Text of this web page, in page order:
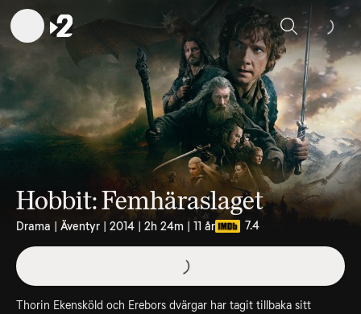
Sök
Hobbit: Femhäraslaget
Drama | Äventyr | 2014 | 2h 24m | 11 år 7.4
Thorin Ekensköld och Erebors dvärgar har tagit tillbaka sitt